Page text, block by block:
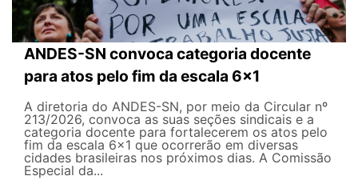
ANDES-SN convoca categoria docente
para atos pelo fim da escala 6x1
A diretoria do ANDES-SN, por meio da Circular nº
213/2026, convoca as suas seções sindicais e a
categoria docente para fortalecerem os atos pelo
fim da escala 6x1 que ocorrerão em diversas
cidades brasileiras nos próximos dias. A Comissão
Especial da...